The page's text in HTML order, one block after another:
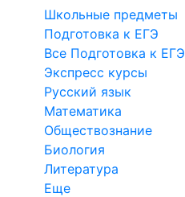
Школьные предметы
Подготовка к ЕГЭ
Все Подготовка к ЕГЭ
Экспресс курсы
Русский язык
Математика
Обществознание
Биология
Литература
Еще